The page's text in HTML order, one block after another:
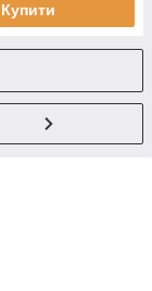
Купити